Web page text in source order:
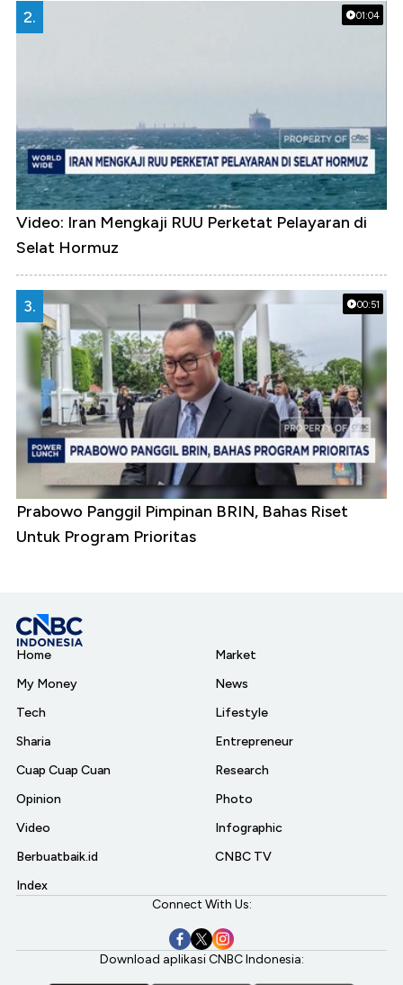
01:04
2.
Video: Iran Mengkaji RUU Perketat Pelayaran di
Selat Hormuz
00:51
3.
Prabowo Panggil Pimpinan BRIN, Bahas Riset
Untuk Program Prioritas
Home
My Money
Tech
Sharia
Cuap Cuap Cuan
Opinion
Video
Berbuatbaik.id
Index
Market
News
Lifestyle
Entrepreneur
Research
Photo
Infographic
CNBC TV
Connect With Us:
Download aplikasi CNBC Indonesia: